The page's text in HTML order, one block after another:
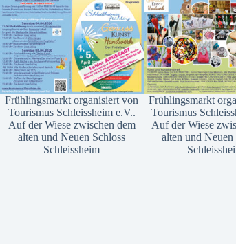
Frühlingsmarkt organisiert von
Tourismus Schleissheim e.V..
Auf der Wiese zwischen dem
alten und Neuen Schloss
Schleissheim
Frühlingsmarkt
Tourismus
Auf der Wiese
alten und Neuen